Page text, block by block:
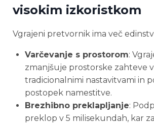
visokim izkoristkom
Vgrajeni pretvornik ima več
Varčevanje s prostorom:
zmanjšuje prostorske zahteve
tradicionalnimi nastavitvami in
postopek namestitve.
Brezhibno preklapljanje:
preklop v 5 milisekundah, kar